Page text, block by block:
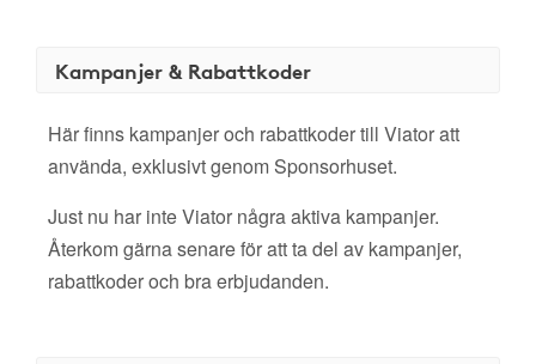
Kampanjer & Rabattkoder
Här finns kampanjer och rabattkoder till Viator att
använda, exklusivt genom Sponsorhuset.
Just nu har inte Viator några aktiva kampanjer.
Återkom gärna senare för att ta del av kampanjer,
rabattkoder och bra erbjudanden.